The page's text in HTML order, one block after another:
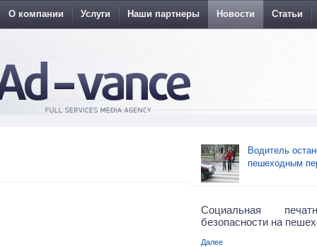
О компании Услуги Наши партнеры Новости Статьи
Водитель
пешеходным
Социальная
безопасности на
Далее